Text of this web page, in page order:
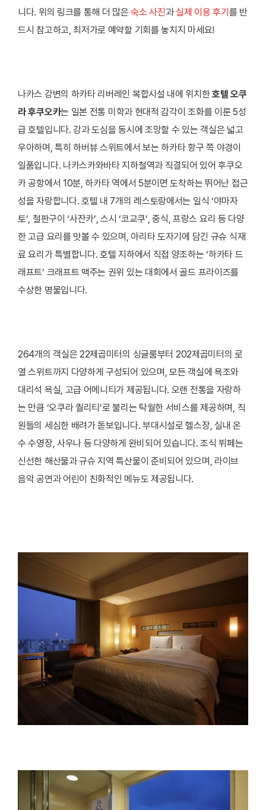
니다. 위의 링크를 통해 더 많은 숙소 사진과실제 이용 후기 를 반
드시 참고하고, 최저가로 예약할 기회를 놓치지 마세요!
나카스 강변의 하카타 리버레인 복합시설 내에 위치한호텔 오쿠
라 후쿠오카는 일본 전통 미학과 현대적 감각이 조화를 이룬 5성
급 호텔입니다. 강과 도심을 동시에 조망할 수 있는 객실은 넓고
우아하며, 특히 하버뷰 스위트에서 보는 하카타 항구 쪽 야경이
일품입니다. 나카스카와바타 지하철역과 직결되어 있어 후쿠오
카 공항에서 10분, 하카타 역에서 5분이면 도착하는 뛰어난 접근
성을 자랑합니다. 호텔 내 7개의 레스토랑에서는 일식 ‘야마자
토’, 철판구이 ‘사잔카’, 스시 ‘코교쿠’, 중식, 프랑스 요리 등 다양
한 고급 요리를 맛볼 수 있으며, 아리타 도자기에 담긴 규슈 식재
료 요리가 특별합니다. 호텔 지하에서 직접 양조하는 ‘하카타 드
래프트’ 크래프트 맥주는 권위 있는 대회에서 골드 프라이즈를
수상한 명물입니다.
264개의 객실은 22제곱미터의 싱글룸부터 202제곱미터의 로
열 스위트까지 다양하게 구성되어 있으며, 모든 객실에 욕조와
대리석 욕실, 고급 어메니티가 제공됩니다. 오랜 전통을 자랑하
는 만큼 ‘오쿠라 퀄리티’로 불리는 탁월한 서비스를 제공하며, 직
원들의 세심한 배려가 돋보입니다. 부대시설로 헬스장, 실내 온
수 수영장, 사우나 등 다양하게 완비되어 있습니다. 조식 뷔페는
신선한 해산물과 규슈 지역 특산물이 준비되어 있으며, 라이브
음악 공연과 어린이 친화적인 메뉴도 제공됩니다.